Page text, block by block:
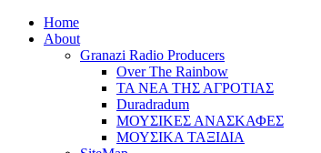
Home
About
Granazi Radio Producers
Over The Rainbow
ΤΑ ΝΕΑ ΤΗΣ ΑΓΡΟΤΙΑΣ
Duradradum
ΜΟΥΣΙΚΕΣ ΑΝΑΣΚΑΦΕΣ
ΜΟΥΣΙΚΑ ΤΑΞΙΔΙΑ